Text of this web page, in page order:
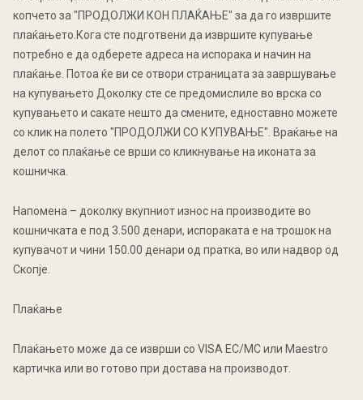
копчето за "ПРОДОЛЖИ КОН ПЛАЌАЊЕ" за да го извршите
плаќањето.Кога сте подготвени да извршите купување
потребно е да одберете адреса на испорака и начин на
плаќање. Потоа ќе ви се отвори страницата за завршување
на купувањето Доколку сте се предомислиле во врска со
купувањето и сакате нешто да смените, едноставно можете
со клик на полето "ПРОДОЛЖИ СО КУПУВАЊЕ". Враќање на
делот со плаќање се врши со кликнување на иконата за
кошничка.
Напомена – доколку вкупниот износ на производите во
кошничката е под 3.500 денари, испораката е на трошок на
купувачот и чини 150.00 денари од пратка, во или надвор од
Скопје.
Плаќање
Плаќањето може да се изврши со VISA EC/MC или Maestro
картичка или во готово при достава на производот.